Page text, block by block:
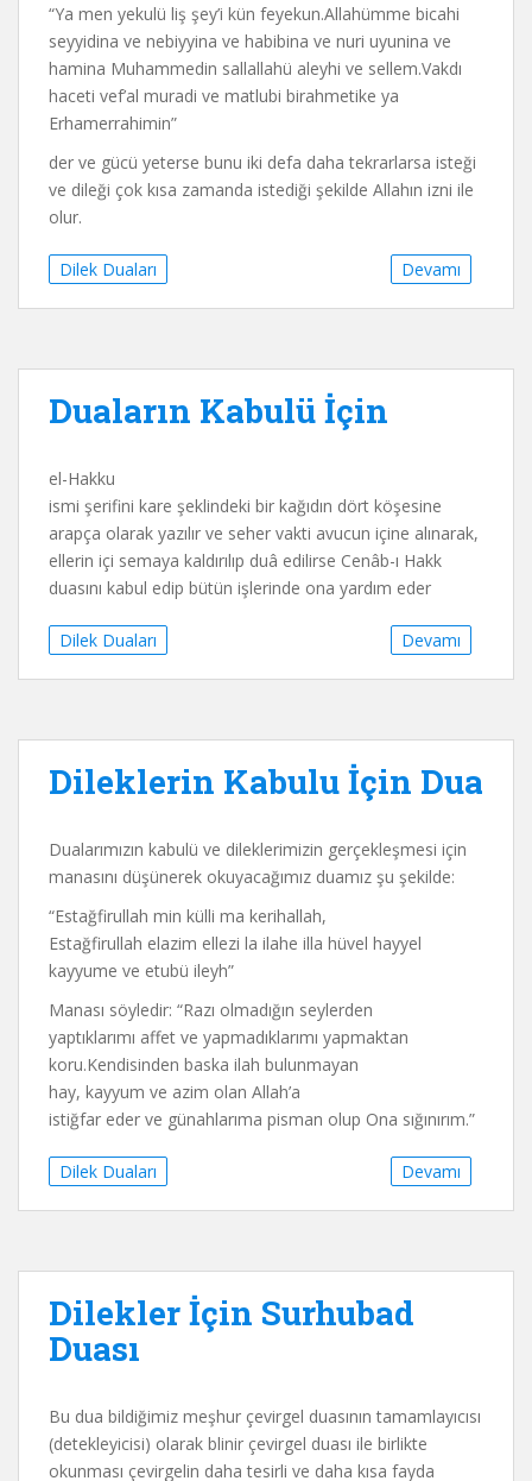
“Ya men yekulü liş şey’i kün feyekun.Allahümme bicahi
seyyidina ve nebiyyina ve habibina ve nuri uyunina ve
hamina Muhammedin sallallahü aleyhi ve sellem.Vakdı
haceti vef’al muradi ve matlubi birahmetike ya
Erhamerrahimin”
der ve gücü yeterse bunu iki defa daha tekrarlarsa isteği
ve dileği çok kısa zamanda istediği şekilde Allahın izni ile
olur.
Devamı
Dilek Duaları
Duaların Kabulü İçin
el-Hakku
ismi şerifini kare şeklindeki bir kağıdın dört köşesine
arapça olarak yazılır ve seher vakti avucun içine alınarak,
ellerin içi semaya kaldırılıp duâ edilirse Cenâb-ı Hakk
duasını kabul edip bütün işlerinde ona yardım eder
Devamı
Dilek Duaları
Dileklerin Kabulu İçin Dua
Dualarımızın kabulü ve dileklerimizin gerçekleşmesi için
manasını düşünerek okuyacağımız duamız şu şekilde:
“Estağfirullah min külli ma kerihallah,
Estağfirullah elazim ellezi la ilahe illa hüvel hayyel
kayyume ve etubü ileyh”
Manası söyledir: “Razı olmadığın seylerden
yaptıklarımı affet ve yapmadıklarımı yapmaktan
koru.Kendisinden baska ilah bulunmayan
hay, kayyum ve azim olan Allah’a
istiğfar eder ve günahlarıma pisman olup Ona sığınırım.”
Devamı
Dilek Duaları
Dilekler İçin Surhubad
Duası
Bu dua bildiğimiz meşhur çevirgel duasının tamamlayıcısı
(detekleyicisi) olarak blinir çevirgel duası ile birlikte
okunması çevirgelin daha tesirli ve daha kısa fayda